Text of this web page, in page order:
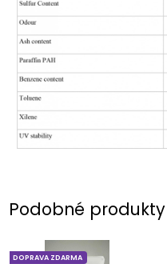
Podobné produkty
DOPRAVA ZDARMA